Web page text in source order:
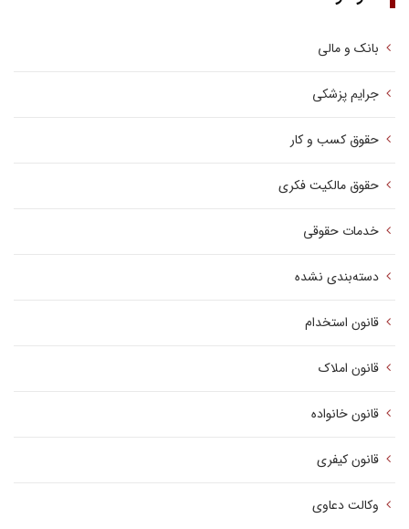
بانک و مالی
جرایم پزشکی
حقوق کسب‌ و کار
حقوق مالکیت فکری
خدمات حقوقی
دسته‌بندی نشده
قانون استخدام
قانون املاک
قانون خانواده
قانون کیفری
وکالت دعاوی